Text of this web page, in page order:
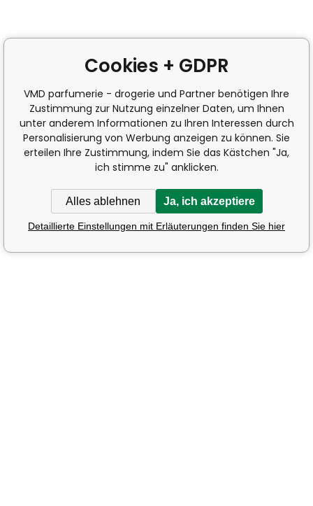
Cookies + GDPR
VMD parfumerie - drogerie und Partner benötigen Ihre
Zustimmung zur Nutzung einzelner Daten, um Ihnen
unter anderem Informationen zu Ihren Interessen durch
Personalisierung von Werbung anzeigen zu können. Sie
erteilen Ihre Zustimmung, indem Sie das Kästchen "Ja,
ich stimme zu" anklicken.
Alles ablehnen Ja, ich akzeptiere
Detaillierte Einstellungen mit Erläuterungen finden Sie hier